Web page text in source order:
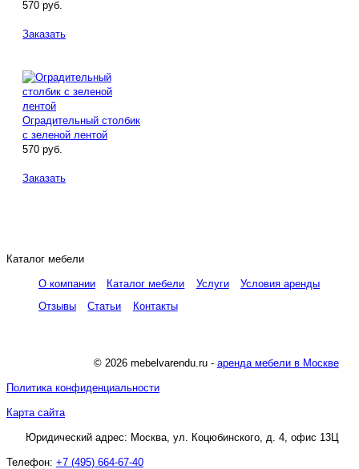
570 руб.
Заказать
Оградительный столбик
с зеленой лентой
570 руб.
Заказать
Каталог мебели
О компании Каталог мебели Услуги
Условия аренды
Отзывы
Статьи Контакты
© 2026 mebelvarendu.ru - аренда мебели в Москве
Политика конфиденциальности
Карта сайта
Юридический адрес: Москва, ул. Коцюбинского, д. 4, офис 13Ц
Телефон: +7 (495) 664-67-40